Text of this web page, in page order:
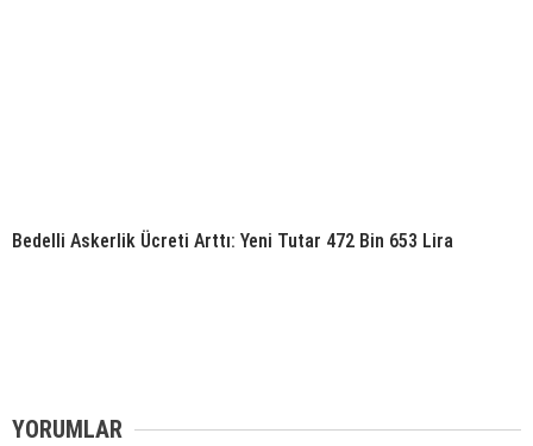
Bedelli Askerlik Ücreti Arttı: Yeni Tutar 472 Bin 653 Lira
YORUMLAR